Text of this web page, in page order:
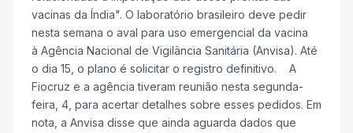
vacinas da Índia". O laboratório brasileiro deve pedir
nesta semana o aval para uso emergencial da vacina
à Agência Nacional de Vigilância Sanitária (Anvisa). Até
o dia 15, o plano é solicitar o registro definitivo. A
Fiocruz e a agência tiveram reunião nesta segunda-
feira, 4, para acertar detalhes sobre esses pedidos. Em
nota, a Anvisa disse que ainda aguarda dados que